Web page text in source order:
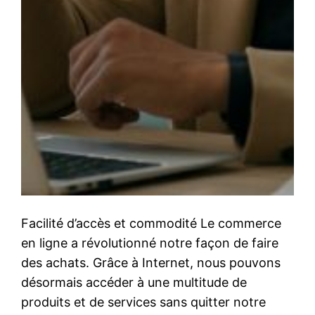
Facilité d’accès et commodité Le commerce
en ligne a révolutionné notre façon de faire
des achats. Grâce à Internet, nous pouvons
désormais accéder à une multitude de
produits et de services sans quitter notre